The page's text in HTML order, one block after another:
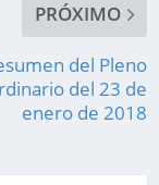
PRÓXIMO
del Pleno
del 23 de
enero de 2018